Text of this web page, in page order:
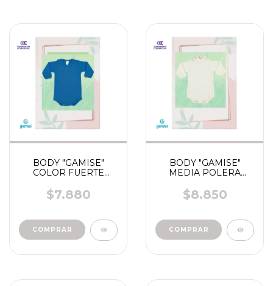
BODY "GAMISE"
COLOR FUERTE
TALLE 0- 7 ART 740
741
$7.880
COMPRAR
BODY "GAMISE"
MEDIA POLERA
0- 6 ART 670 - 671
$8.850
COMPRAR